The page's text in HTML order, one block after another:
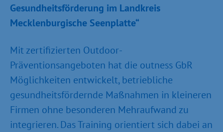
Gesundheitsförderung im Landkreis
Mecklenburgische Seenplatte“
Mit zertifizierten Outdoor-
Präventionsangeboten hat die outness GbR
Möglichkeiten entwickelt, betriebliche
gesundheitsfördernde Maßnahmen in kleineren
Firmen ohne besonderen Mehraufwand zu
integrieren. Das Training orientiert sich dabei an